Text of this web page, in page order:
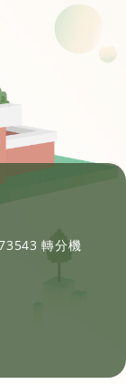
轉分機